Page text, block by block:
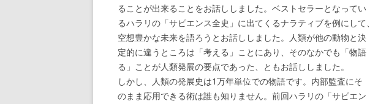
ることが出来ることをお話ししました。ベストセラーとなってい
るハラリの「サピエンス全史」に出てくるナラティブを例にして、
空想豊かな未来を語ろうとお話ししました。人類が他の動物と決
定的に違うところは「考える」ことにあり、そのなかでも「物語
る」ことが人類発展の要点であった、ともお話ししました。
しかし、人類の発展史は1万年単位での物語です。内部監査にそ
のまま応用できる術は誰も知りません。前回ハラリの「サピエン